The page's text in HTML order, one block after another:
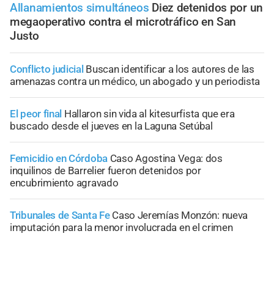
Allanamientos simultáneos Diez detenidos por un
megaoperativo contra el microtráfico en San
Justo
Conflicto judicial Buscan identificar a los autores de las
amenazas contra un médico, un abogado y un periodista
El peor final Hallaron sin vida al kitesurfista que era
buscado desde el jueves en la Laguna Setúbal
Femicidio en Córdoba Caso Agostina Vega: dos
inquilinos de Barrelier fueron detenidos por
encubrimiento agravado
Tribunales de Santa Fe Caso Jeremías Monzón: nueva
imputación para la menor involucrada en el crimen